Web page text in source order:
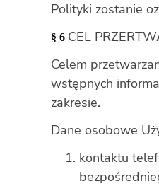
Polityki zostanie
§ 6 CEL
Celem
wstępnych
zakresie.
Dane osobowe
kontaktu